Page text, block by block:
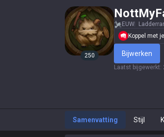
250
EUW
Koppel met
Bijwerken
Laatst bijgewerkt:
Samenvatting Stijl